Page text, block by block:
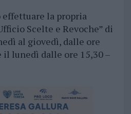
la propria
Scelte e Revoche” di
al giovedì, dalle ore
il lunedì dalle ore 15,30 –